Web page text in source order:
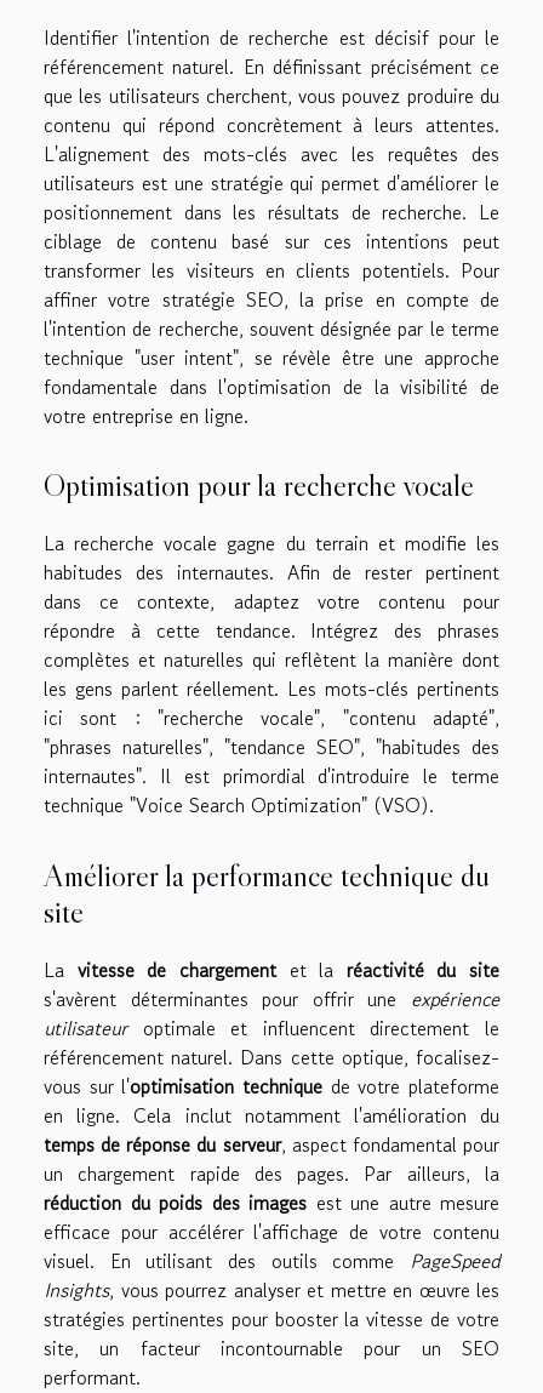
Identifier l'intention de recherche est décisif pour le
référencement naturel. En définissant précisément ce
que les utilisateurs cherchent, vous pouvez produire du
contenu qui répond concrètement à leurs attentes.
L'alignement des mots-clés avec les requêtes des
utilisateurs est une stratégie qui permet d'améliorer le
positionnement dans les résultats de recherche. Le
ciblage de contenu basé sur ces intentions peut
transformer les visiteurs en clients potentiels. Pour
affiner votre stratégie SEO, la prise en compte de
l'intention de recherche, souvent désignée par le terme
technique "user intent", se révèle être une approche
fondamentale dans l'optimisation de la visibilité de
votre entreprise en ligne.
Optimisation pour la recherche vocale
La recherche vocale gagne du terrain et modifie les
habitudes des internautes. Afin de rester pertinent
dans ce contexte, adaptez votre contenu pour
répondre à cette tendance. Intégrez des phrases
complètes et naturelles qui reflètent la manière dont
les gens parlent réellement. Les mots-clés pertinents
ici sont : "recherche vocale", "contenu adapté",
"phrases naturelles", "tendance SEO", "habitudes des
internautes". Il est primordial d'introduire le terme
technique "Voice Search Optimization" (VSO).
Améliorer la performance technique du
site
La vitesse de chargementet la réactivité du site
s'avèrent déterminantes pour offrir une expérience
utilisateuroptimale et influencent directement le
référencement naturel. Dans cette optique, focalisez-
vous sur l'optimisation technique de votre plateforme
en ligne. Cela inclut notamment l'amélioration du
temps de réponse du serveur, aspect fondamental pour
un chargement rapide des pages. Par ailleurs, la
réduction du poids des images est une autre mesure
efficace pour accélérer l'affichage de votre contenu
visuel. En utilisant des outils comme PageSpeed
Insights, vous pourrez analyser et mettre en œuvre les
stratégies pertinentes pour booster la vitesse de votre
site, un facteur incontournable pour un SEO
performant.